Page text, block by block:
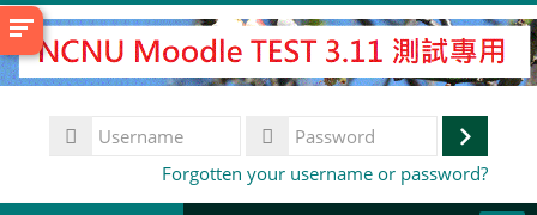
Skip
to
main
Username
Log
Forgotten your username or password?